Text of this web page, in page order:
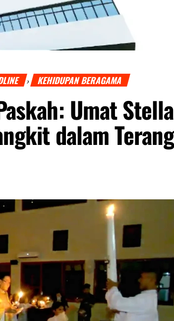
› KEHIDUPAN BERAGAMA
Umat Stella
dalam Terang